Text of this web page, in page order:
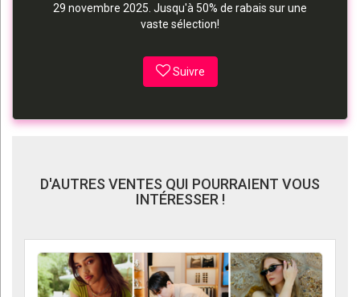
29 novembre 2025. Jusqu'à 50% de rabais sur une
vaste sélection!
Suivre
D'AUTRES VENTES QUI POURRAIENT VOUS
INTÉRESSER !